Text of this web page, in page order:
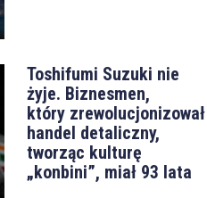
Toshifumi Suzuki nie
żyje. Biznesmen,
który zrewolucjonizował
handel detaliczny,
tworząc kulturę
„konbini”, miał 93 lata